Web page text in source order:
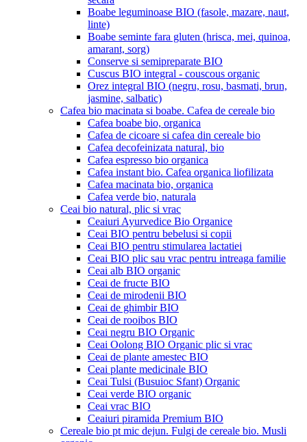
Boabe leguminoase BIO (fasole, mazare, naut,
linte)
Boabe seminte fara gluten (hrisca, mei, quinoa,
amarant, sorg)
Conserve si semipreparate BIO
Cuscus BIO integral - couscous organic
Orez integral BIO (negru, rosu, basmati, brun,
jasmine, salbatic)
Cafea bio macinata si boabe. Cafea de cereale bio
Cafea boabe bio, organica
Cafea de cicoare si cafea din cereale bio
Cafea decofeinizata natural, bio
Cafea espresso bio organica
Cafea instant bio. Cafea organica liofilizata
Cafea macinata bio, organica
Cafea verde bio, naturala
Ceai bio natural, plic si vrac
Ceaiuri Ayurvedice Bio Organice
Ceai BIO pentru bebelusi si copii
Ceai BIO pentru stimularea lactatiei
Ceai BIO plic sau vrac pentru intreaga familie
Ceai alb BIO organic
Ceai de fructe BIO
Ceai de mirodenii BIO
Ceai de ghimbir BIO
Ceai de rooibos BIO
Ceai negru BIO Organic
Ceai Oolong BIO Organic plic si vrac
Ceai de plante amestec BIO
Ceai plante medicinale BIO
Ceai Tulsi (Busuioc Sfant) Organic
Ceai verde BIO organic
Ceai vrac BIO
Ceaiuri piramida Premium BIO
Cereale bio pt mic dejun. Fulgi de cereale bio. Musli